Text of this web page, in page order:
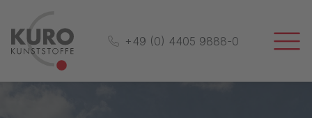
+49 (0) 4405 9888-0